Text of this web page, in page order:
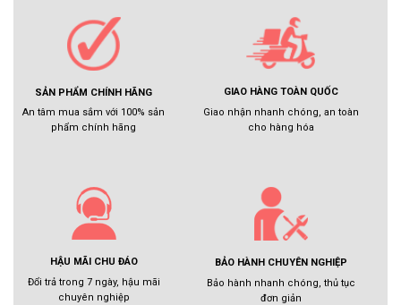
SẢN PHẨM CHÍNH HÃNG
An tâm mua sắm với 100% sản
phẩm chính hãng
GIAO HÀNG TOÀN QUỐC
Giao nhận nhanh chóng, an toàn
cho hàng hóa
HẬU MÃI CHU ĐÁO
Đổi trả trong 7 ngày, hậu mãi
chuyên nghiệp
BẢO HÀNH CHUYÊN NGHIỆP
Bảo hành nhanh chóng, thủ tục
đơn giản